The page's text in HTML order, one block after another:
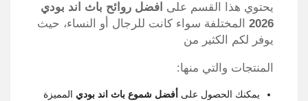
يحتوي هذا القسم على افضل روائح باث اند بودي
2026 المختلفة سواء كانت للرجال أو النساء، حيث
يوفر لكم الكثير من
المنتجات والتي منها:
يمكنك الحصول على أفضل شموع باث اند بودي المميزة